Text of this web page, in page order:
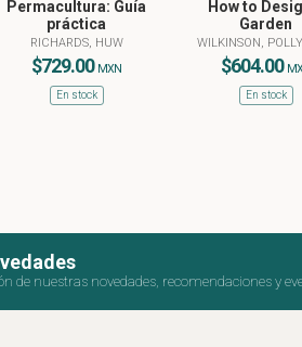
Permacultura: Guía
práctica
RICHARDS, HUW
$729.00 MXN
En stock
How to
Garden
WILKINSON,
$604.00
En stock
de nuestras novedades, recomendaciones y